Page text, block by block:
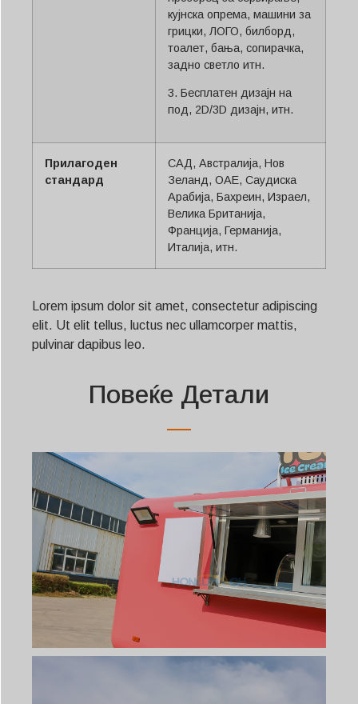
кујнска опрема, машини за
грицки, ЛОГО, билборд,
тоалет, бања, сопирачка,
задно светло итн.
3. Бесплатен дизајн на
под, 2D/3D дизајн, итн.
Прилагоден
стандард
САД, Австралија, Нов
Зеланд, ОАЕ, Саудиска
Арабија, Бахреин, Израел,
Велика Британија,
Франција, Германија,
Италија, итн.
Lorem ipsum dolor sit amet, consectetur adipiscing
elit. Ut elit tellus, luctus nec ullamcorper mattis,
pulvinar dapibus leo.
Повеќе Детали